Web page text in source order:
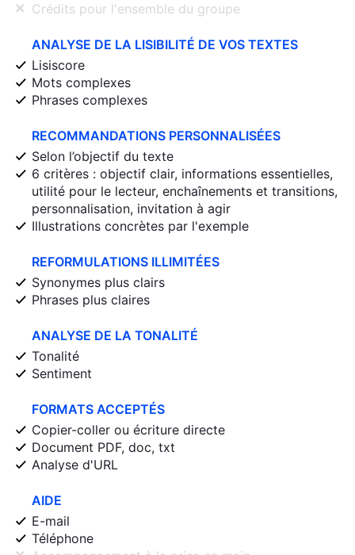
Crédits pour l'ensemble du groupe
ANALYSE DE LA LISIBILITÉ DE VOS TEXTES
Lisiscore
Mots complexes
Phrases complexes
RECOMMANDATIONS PERSONNALISÉES
Selon l’objectif du texte
6 critères : objectif clair, informations essentielles,
utilité pour le lecteur, enchaînements et transitions,
personnalisation, invitation à agir
Illustrations concrètes par l'exemple
REFORMULATIONS ILLIMITÉES
Synonymes plus clairs
Phrases plus claires
ANALYSE DE LA TONALITÉ
Tonalité
Sentiment
FORMATS ACCEPTÉS
Copier-coller ou écriture directe
Document PDF, doc, txt
Analyse d'URL
AIDE
E-mail
Téléphone